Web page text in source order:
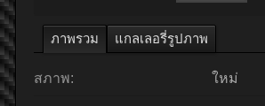
ภาพรวม แกลเลอรี่รูปภาพ
สภาพ: ใหม่